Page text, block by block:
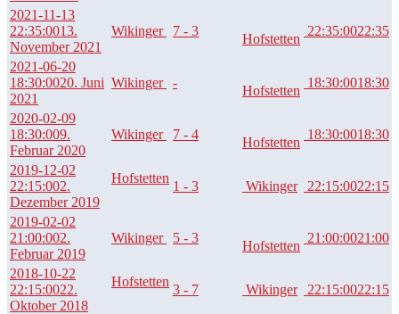
2021-11-13
22:35:0013.
November 2021
Wikinger 7 - 3
Hofstetten
22:35:0022:35
2021-06-20
18:30:0020. Juni
2021
Wikinger -
Hofstetten
18:30:0018:30
2020-02-09
18:30:009.
Februar 2020
Wikinger 7 - 4
Hofstetten
18:30:0018:30
2019-12-02
22:15:002.
Dezember 2019
Hofstetten
1 - 3 Wikinger 22:15:0022:15
2019-02-02
21:00:002.
Februar 2019
Wikinger 5 - 3
Hofstetten
21:00:0021:00
2018-10-22
22:15:0022.
Oktober 2018
Hofstetten
3 - 7 Wikinger 22:15:0022:15